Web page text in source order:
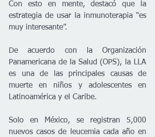
Con esto en mente, destacó que la
estrategia de usar la inmunoterapia “es
muy interesante”.
De acuerdo con la Organización
Panamericana de la Salud (OPS), la LLA
es una de las principales causas de
muerte en niños y adolescentes en
Latinoamérica y el Caribe.
Solo en México, se registran 5,000
nuevos casos de leucemia cada año en